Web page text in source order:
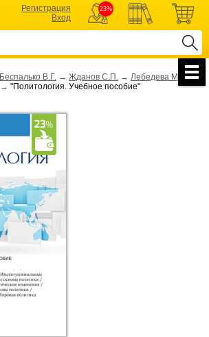
Регистрация
Вход
23%
Беспалько В.Г. → Жданов С.П. → Лебедева М.Л.→
→ "Политология. Учебное пособие"